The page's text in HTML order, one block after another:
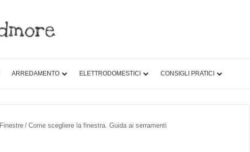
ARREDAMENTO ELETTRODOMESTICI CONSIGLI PRATICI
Finestre / Come scegliere la finestra. Guida ai serramenti